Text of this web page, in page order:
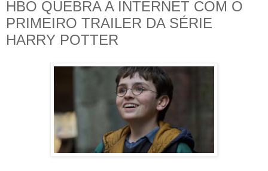
HBO QUEBRA A INTERNET COM O
PRIMEIRO TRAILER DA SÉRIE
HARRY POTTER